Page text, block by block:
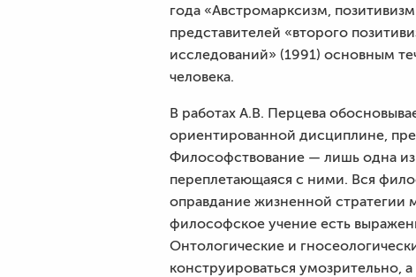
года «Австромарксизм,
представителей «второго
исследований» (1991) основным
человека.
В работах А.В. Перцева
ориентированной дисциплине,
Философствование — лишь одна из
переплетающаяся с ними. Вся
оправдание жизненной стратегии
философское учение есть
Онтологические и
конструироваться умозрительно,